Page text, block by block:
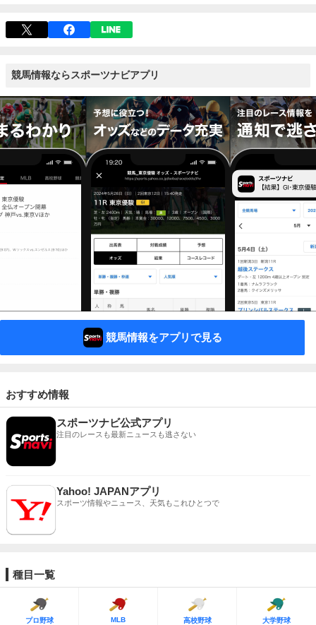
競馬情報ならスポーツナビアプリ
競馬情報をアプリで見る
おすすめ情報
スポーツナビ公式アプリ
注目のレースも最新ニュースも逃さない
Yahoo! JAPANアプリ
スポーツ情報やニュース、天気もこれひとつで
種目一覧
プロ野球 MLB 高校野球 大学野球